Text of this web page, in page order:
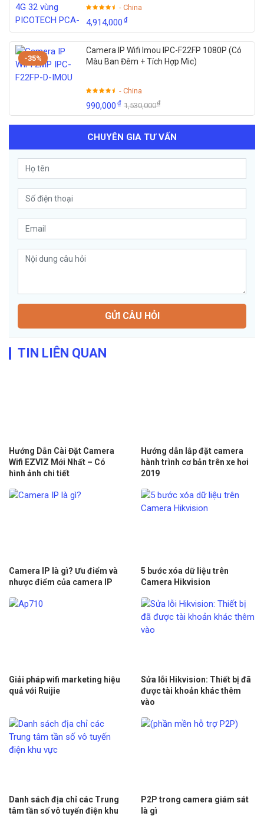
- China
4,914,000₫
-35%
Camera IP Wifi Imou IPC-F22FP 1080P (Có
Màu Ban Đêm + Tích Hợp Mic)
- China
990,000₫ 1,530,000₫
CHUYÊN GIA TƯ VẤN
GỬI CÂU HỎI
TIN LIÊN QUAN
Hướng Dẫn Cài Đặt Camera
Wifi EZVIZ Mới Nhất – Có
hình ảnh chi tiết
Hướng dẫn lắp đặt camera
hành trình cơ bản trên xe hơi
2019
Camera IP là gì? Ưu điểm và
nhược điểm của camera IP
5 bước xóa dữ liệu trên
Camera Hikvision
Giải pháp wifi marketing hiệu
quả với Ruijie
Sửa lỗi Hikvision: Thiết bị đã
được tài khoản khác thêm
vào
Danh sách địa chỉ các Trung
tâm tần số vô tuyến điện khu
P2P trong camera giám sát
là gì